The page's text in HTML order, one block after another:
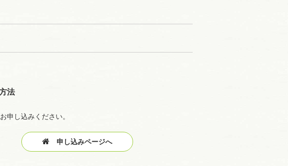
法
申し込みください。
申し込みページへ